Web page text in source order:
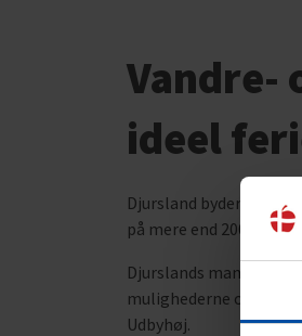
Vandre-
ideel
Djursland byder på et
på mere end 200 km
Djurslands mange
mulighederne også
Udbyhøj.